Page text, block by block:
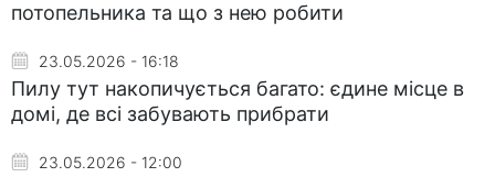
потопельника та що з нею робити
23.05.2026 - 16:18
Пилу тут накопичується багато: єдине місце в
домі, де всі забувають прибрати
23.05.2026 - 12:00